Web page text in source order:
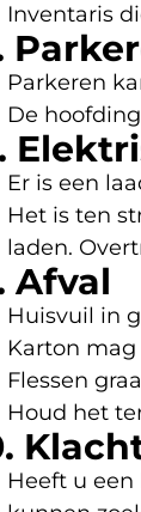
Inventaris
Parkeren
De
Er is een
Het is ten
laden.
Afval
Huisvuil in
Karton
Flessen
Houd het
Heeft u